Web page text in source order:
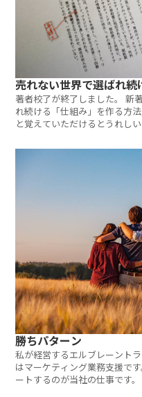
売れない世界で選ばれ
著者校了が終了しました。 新
れ続ける「仕組み」を作る方
と覚えていただけるとうれし
勝ちパターン
私が経営するエルブレーント
はマーケティング業務支援で
ートするのが当社の仕事です